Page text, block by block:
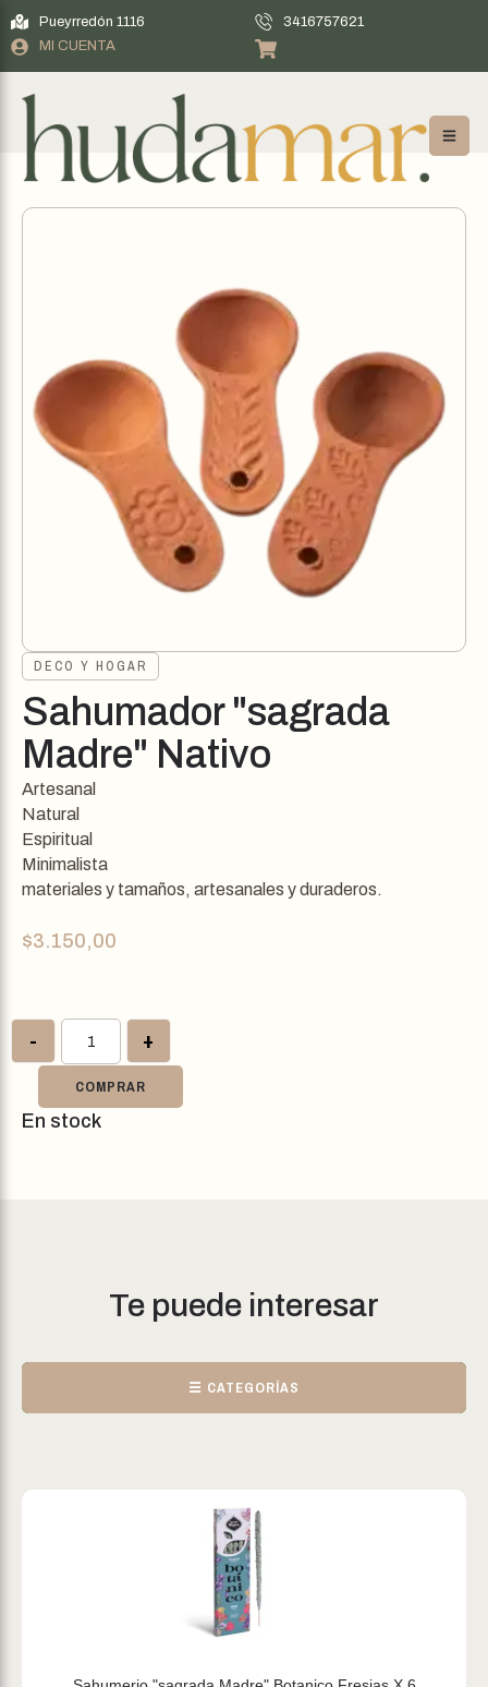
Pueyrredón 1116
3416757621
MI CUENTA
DECO Y HOGAR
Sahumador "sagrada
Madre" Nativo
Artesanal
Natural
Espiritual
Minimalista
materiales y tamaños, artesanales y duraderos.
$3.150,00
- +
COMPRAR
En stock
Te puede interesar
☰ CATEGORÍAS